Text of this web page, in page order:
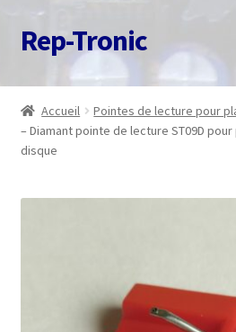
Aller
à
navigation
Aller
au
Rep-Tronic
Accueil
A propos
Accueil Pointes de lecture pour
– Diamant pointe de lecture ST09D
disque